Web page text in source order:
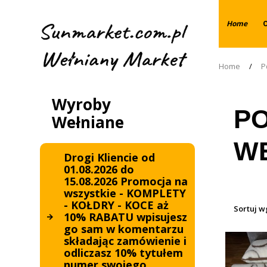
Wyroby
Wełniane
Drogi Kliencie od
01.08.2026 do
15.08.2026 Promocja na
wszystkie - KOMPLETY
- KOŁDRY - KOCE aż
10% RABATU wpisujesz
go sam w komentarzu
składając zamówienie i
odliczasz 10% tytułem
Home
Home /
Sortuj